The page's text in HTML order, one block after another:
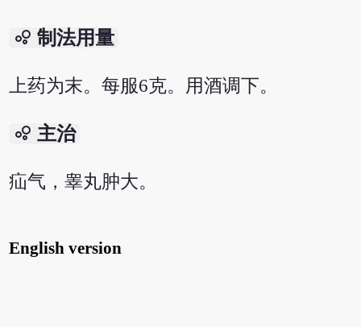
bubble_chart 制法用量
上药为末。每服6克。用酒调下。
bubble_chart 主治
疝气，睾丸肿大。
English version